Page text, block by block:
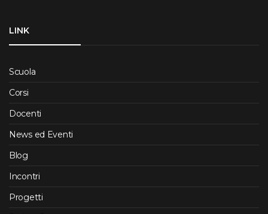
LINK
Scuola
Corsi
Docenti
News ed Eventi
Blog
Incontri
Progetti